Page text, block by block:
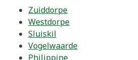
Zuiddorpe
Westdorpe
Sluiskil
Vogelwaarde
Philippine